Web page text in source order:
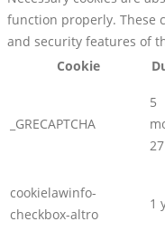
function properly. These
and security features of
Cookie
_GRECAPTCHA
5
cookielawinfo-
checkbox-altro
1